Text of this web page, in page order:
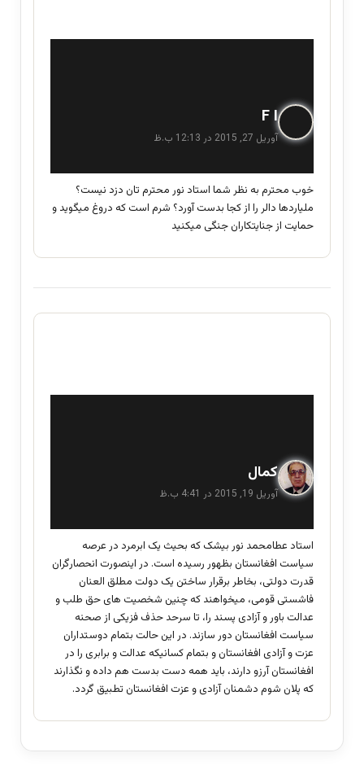
F I
ف
آوریل 27, 2015 در 12:13 ب.ظ
خوب محترم به نظر شما استاد نور محترم تان دزد نیست؟
ملیاردها دالر را از کجا بدست آورد؟ شرم است که دروغ میگوید و
حمایت از جنایتکاران جنگی میکنید
کمال
ف
آوریل 19, 2015 در 4:41 ب.ظ
استاد عطامحمد نور بیشک که بحیث یک ابرمرد در عرصه
سیاست افغانستان بظهور رسیده است. در اینصورت انحصارگران
قدرت دولتی، بخاطر برقرار ساختن یک دولت مطلق العنان
فاشستی قومی، میخواهند که چنین شخصیت های حق طلب و
عدالت باور و آزادی پسند را، تا سرحد حذف فزیکی از صحنه
سیاست افغانستان دور سازند. در این حالت بتمام دوستداران
عزت و آزادی افغانستان و بتمام کسانیکه عدالت و برابری را در
افغانستان آرزو دارند، باید همه دست بدست هم داده و نگذارند
که پلان شوم دشمنان آزادی و عزت افغانستان تطبیق گردد.